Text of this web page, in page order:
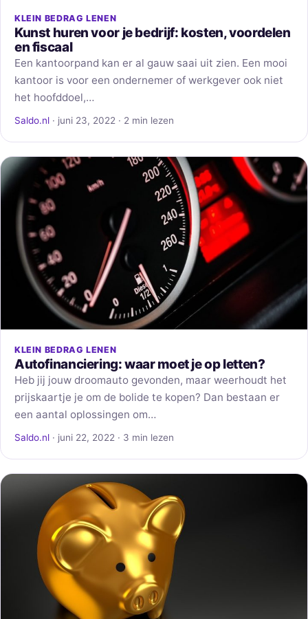
KLEIN BEDRAG LENEN
Kunst huren voor je bedrijf: kosten, voordelen
en fiscaal
Een kantoorpand kan er al gauw saai uit zien. Een mooi
kantoor is voor een ondernemer of werkgever ook niet
het hoofddoel,…
Saldo.nl · juni 23, 2022 · 2 min lezen
KLEIN BEDRAG LENEN
Autofinanciering: waar moet je op letten?
Heb jij jouw droomauto gevonden, maar weerhoudt het
prijskaartje je om de bolide te kopen? Dan bestaan er
een aantal oplossingen om…
Saldo.nl · juni 22, 2022 · 3 min lezen